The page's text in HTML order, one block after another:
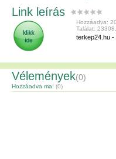
Link leírás
Hozzáadva:
Találat:
terkep24.hu -
Vélemények(0)
Hozzáadva ma: (0)